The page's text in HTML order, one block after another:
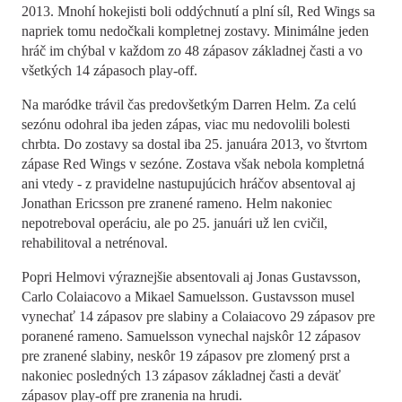
2013. Mnohí hokejisti boli oddýchnutí a plní síl, Red Wings sa
napriek tomu nedočkali kompletnej zostavy. Minimálne jeden
hráč im chýbal v každom zo 48 zápasov základnej časti a vo
všetkých 14 zápasoch play-off.
Na maródke trávil čas predovšetkým Darren Helm. Za celú
sezónu odohral iba jeden zápas, viac mu nedovolili bolesti
chrbta. Do zostavy sa dostal iba 25. januára 2013, vo štvrtom
zápase Red Wings v sezóne. Zostava však nebola kompletná
ani vtedy - z pravidelne nastupujúcich hráčov absentoval aj
Jonathan Ericsson pre zranené rameno. Helm nakoniec
nepotreboval operáciu, ale po 25. januári už len cvičil,
rehabilitoval a netrénoval.
Popri Helmovi výraznejšie absentovali aj Jonas Gustavsson,
Carlo Colaiacovo a Mikael Samuelsson. Gustavsson musel
vynechať 14 zápasov pre slabiny a Colaiacovo 29 zápasov pre
poranené rameno. Samuelsson vynechal najskôr 12 zápasov
pre zranené slabiny, neskôr 19 zápasov pre zlomený prst a
nakoniec posledných 13 zápasov základnej časti a deväť
zápasov play-off pre zranenia na hrudi.